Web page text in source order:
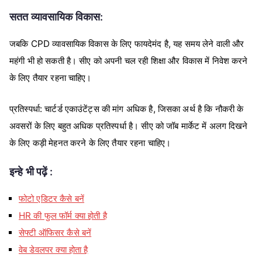
सतत व्यावसायिक विकास:
जबकिCPDव्यावसायिक विकास के लिए फायदेमंद है,यह समय लेने वाली और
महंगी भी हो सकती है। सीए को अपनी चल रही शिक्षा और विकास में निवेश करने
के लिए तैयार रहना चाहिए।
प्रतिस्पर्धा:चार्टर्ड एकाउंटेंट्स की मांग अधिक है,जिसका अर्थ है कि नौकरी के
अवसरों के लिए बहुत अधिक प्रतिस्पर्धा है। सीए को जॉब मार्केट में अलग दिखने
के लिए कड़ी मेहनत करने के लिए तैयार रहना चाहिए।
इन्हे भी पढ़ें :
फोटो एडिटर कैसे बनें
HR की फुल फॉर्म क्या होती है
सेफ्टी ऑफिसर कैसे बनें
वेब डेवलपर क्या होता है